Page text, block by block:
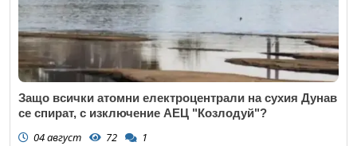
Защо всички атомни електроцентрали на сухия Дунав
се спират, с изключение АЕЦ "Козлодуй"?
04 август 72 1